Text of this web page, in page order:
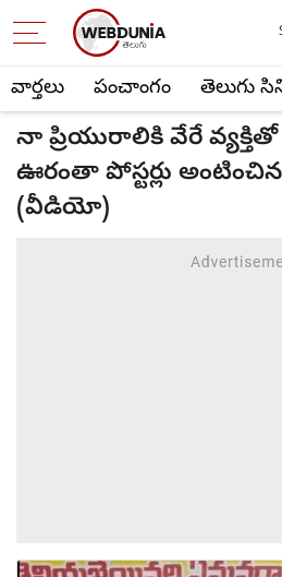
వార్తలు పంచాంగం తెలుగు
నా ప్రియురాలికి వేరే వ్యక్తితో
ఊరంతా పోస్టర్లు
(వీడియో)